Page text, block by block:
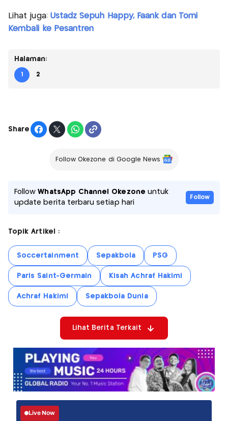
Lihat juga: Ustadz Sepuh Happy, Faank dan Tomi
Kembali ke Pesantren
Halaman:
1 2
Share
Follow Okezone di Google News
FollowWhatsApp Channel Okezone untuk
update berita terbaru setiap hari
Follow
Topik Artikel :
Soccertainment Sepakbola PSG
Paris Saint-Germain Kisah Achraf Hakimi
Achraf Hakimi Sepakbola Dunia
Lihat Berita Terkait
Live Now